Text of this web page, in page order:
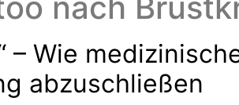
– Wie
abzuschließen